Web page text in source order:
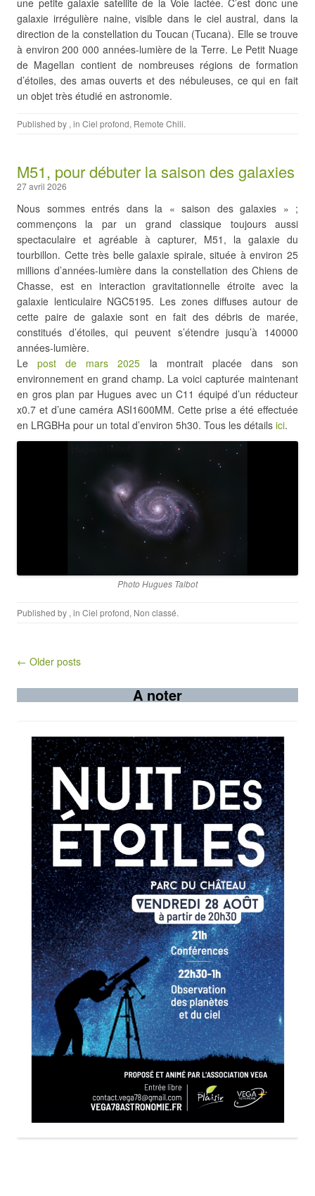
galaxie irrégulière naine, visible dans le ciel austral, dans la
direction de la constellation du Toucan (Tucana). Elle se trouve
à environ 200 000 années-lumière de la Terre. Le Petit Nuage
de Magellan contient de nombreuses régions de formation
d’étoiles, des amas ouverts et des nébuleuses, ce qui en fait
un objet très étudié en astronomie.
Published by , in Ciel profond, Remote Chili.
M51, pour débuter la saison des galaxies
27 avril 2026
Nous sommes entrés dans la « saison des galaxies » ;
commençons la par un grand classique toujours aussi
spectaculaire et agréable à capturer, M51, la galaxie du
tourbillon. Cette très belle galaxie spirale, située à environ 25
millions d’années-lumière dans la constellation des Chiens de
Chasse, est en interaction gravitationnelle étroite avec la
galaxie lenticulaire NGC5195. Les zones diffuses autour de
cette paire de galaxie sont en fait des débris de marée,
constitués d’étoiles, qui peuvent s’étendre jusqu’à 140000
années-lumière.
Lepost de mars 2025 la montrait placée dans son
environnement en grand champ. La voici capturée maintenant
en gros plan par Hugues avec un C11 équipé d’un réducteur
x0.7 et d’une caméra ASI1600MM. Cette prise a été effectuée
en LRGBHa pour un total d’environ 5h30. Tous les détails ici.
Photo Hugues Talbot
Published by , in Ciel profond, Non classé.
Post navigation
← Older posts
A noter